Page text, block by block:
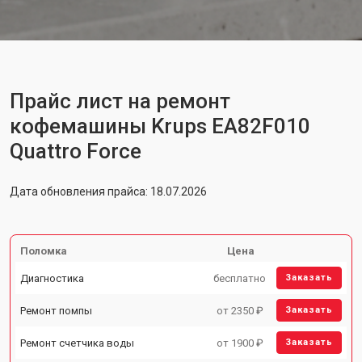
Прайс лист на ремонт
кофемашины Krups EA82F010
Quattro Force
Дата обновления прайса: 18.07.2026
Поломка Цена
Диагностика бесплатно Заказать
Ремонт помпы от 2350 ₽ Заказать
Ремонт счетчика воды от 1900 ₽ Заказать